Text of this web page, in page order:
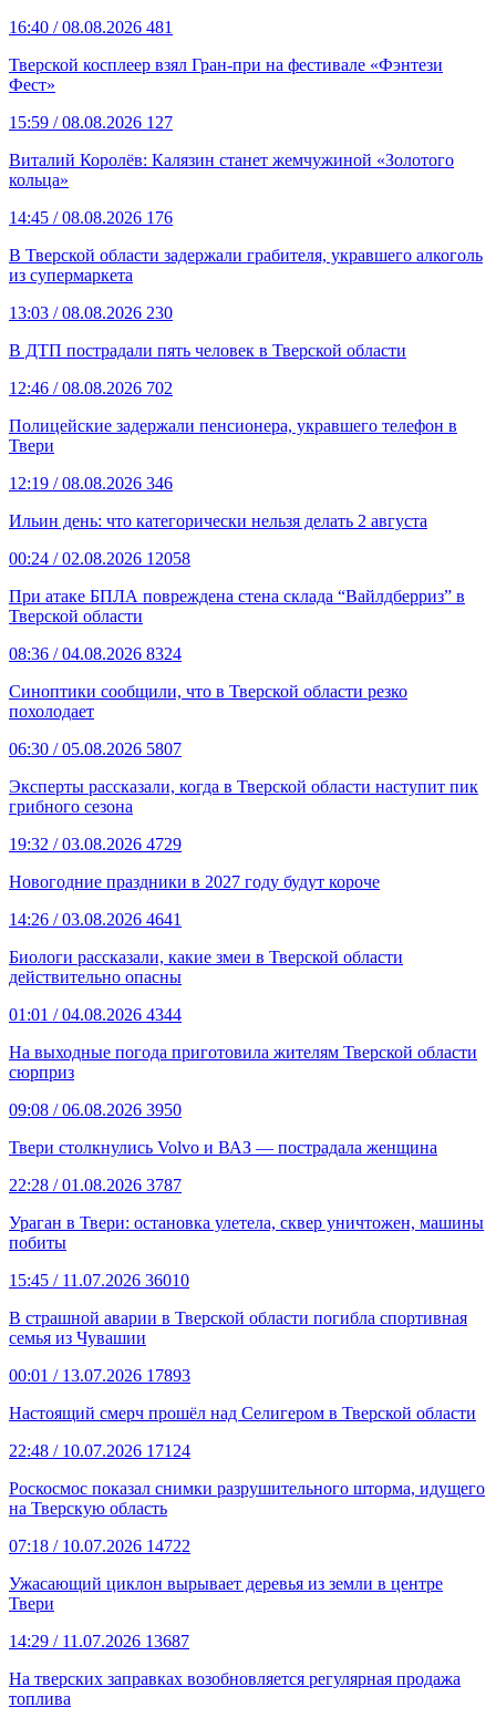
16:40 / 08.08.2026 481
Тверской косплеер взял Гран-при на фестивале «Фэнтези
Фест»
15:59 / 08.08.2026 127
Виталий Королёв: Калязин станет жемчужиной «Золотого
кольца»
14:45 / 08.08.2026 176
В Тверской области задержали грабителя, укравшего алкоголь
из супермаркета
13:03 / 08.08.2026 230
В ДТП пострадали пять человек в Тверской области
12:46 / 08.08.2026 702
Полицейские задержали пенсионера, укравшего телефон в
Твери
12:19 / 08.08.2026 346
Ильин день: что категорически нельзя делать 2 августа
00:24 / 02.08.2026 12058
При атаке БПЛА повреждена стена склада “Вайлдберриз” в
Тверской области
08:36 / 04.08.2026 8324
Синоптики сообщили, что в Тверской области резко
похолодает
06:30 / 05.08.2026 5807
Эксперты рассказали, когда в Тверской области наступит пик
грибного сезона
19:32 / 03.08.2026 4729
Новогодние праздники в 2027 году будут короче
14:26 / 03.08.2026 4641
Биологи рассказали, какие змеи в Тверской области
действительно опасны
01:01 / 04.08.2026 4344
На выходные погода приготовила жителям Тверской области
сюрприз
09:08 / 06.08.2026 3950
Твери столкнулись Volvo и ВАЗ — пострадала женщина
22:28 / 01.08.2026 3787
Ураган в Твери: остановка улетела, сквер уничтожен, машины
побиты
15:45 / 11.07.2026 36010
В страшной аварии в Тверской области погибла спортивная
семья из Чувашии
00:01 / 13.07.2026 17893
Настоящий смерч прошёл над Селигером в Тверской области
22:48 / 10.07.2026 17124
Роскосмос показал снимки разрушительного шторма, идущего
на Тверскую область
07:18 / 10.07.2026 14722
Ужасающий циклон вырывает деревья из земли в центре
Твери
14:29 / 11.07.2026 13687
На тверских заправках возобновляется регулярная продажа
топлива